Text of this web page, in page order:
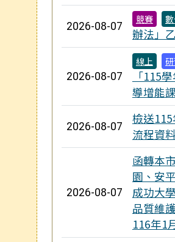
2026-08-07
競賽
辦法」
2026-08-07
線上
「115
導增能
2026-08-07
檢送
流程資
2026-08-07
函轉本
園、安
成功大
品質維
116年1